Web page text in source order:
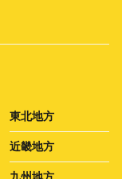
東北地方
近畿地方